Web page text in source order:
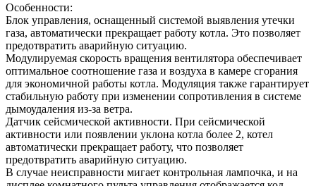
Особенности:
Блок управления, оснащенный системой выявления утечки
газа, автоматически прекращает работу котла. Это позволяет
предотвратить аварийную ситуацию.
Модулируемая скорость вращения вентилятора обеспечивает
оптимальное соотношение газа и воздуха в камере сгорания
для экономичной работы котла. Модуляция также гарантирует
стабильную работу при изменении сопротивления в системе
дымоудаления из-за ветра.
Датчик сейсмической активности. При сейсмической
активности или появлении уклона котла более 2, котел
автоматически прекращает работу, что позволяет
предотвратить аварийную ситуацию.
В случае неисправности мигает контрольная лампочка, и на